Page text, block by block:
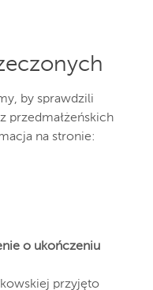
by sprawdzili
przedmałżeńskich
na stronie:
o ukończeniu
przyjęto